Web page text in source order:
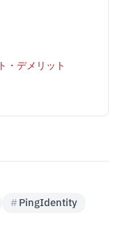
デメリット
#PingIdentity